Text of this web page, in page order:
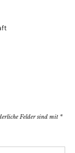
Felder sind mit *